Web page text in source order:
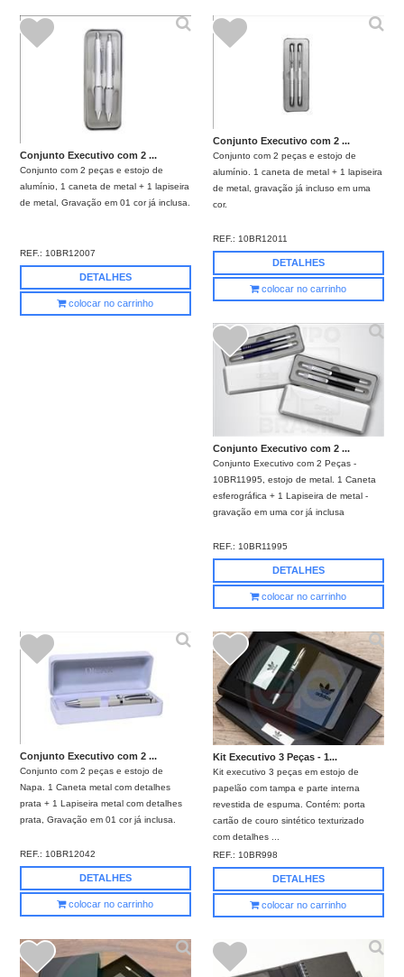
Conjunto Executivo com 2 ...
Conjunto com 2 peças e estojo de
alumínio, 1 caneta de metal + 1 lapiseira
de metal, Gravação em 01 cor já inclusa.
REF.: 10BR12007
DETALHES
colocar no carrinho
Conjunto Executivo com 2 ...
Conjunto com 2 peças e estojo de
alumínio. 1 caneta de metal + 1 lapiseira
de metal, gravação já incluso em uma
cor.
REF.: 10BR12011
DETALHES
colocar no carrinho
Conjunto Executivo com 2 ...
Conjunto Executivo com 2 Peças -
10BR11995, estojo de metal. 1 Caneta
esferográfica + 1 Lapiseira de metal -
gravação em uma cor já inclusa
REF.:10BR11995
DETALHES
colocar no carrinho
Conjunto Executivo com 2 ...
Conjunto com 2 peças e estojo de
Napa. 1 Caneta metal com detalhes
prata + 1 Lapiseira metal com detalhes
prata, Gravação em 01 cor já inclusa.
REF.:10BR12042
DETALHES
colocar no carrinho
Kit Executivo 3 Peças - 1...
Kit executivo 3 peças em estojo de
papelão com tampa e parte interna
revestida de espuma. Contém: porta
cartão de couro sintético texturizado
com detalhes ...
REF.: 10BR998
DETALHES
colocar no carrinho